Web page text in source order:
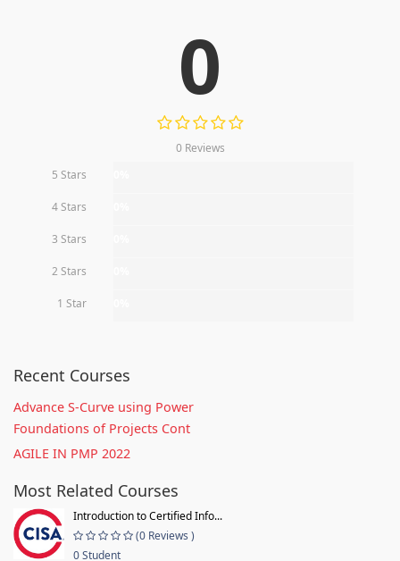
0
0 Reviews
5 Stars
4 Stars
3 Stars
2 Stars
1 Star
Recent Courses
Advance S-Curve using Power
Foundations of Projects Cont
AGILE IN PMP 2022
Most Related Courses
Introduction to Certified Info...
(0 Reviews )
0 Student